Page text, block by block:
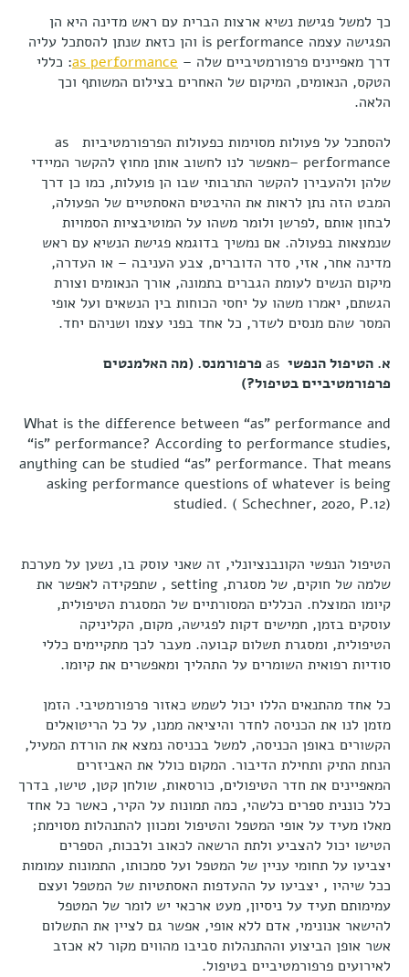
כך למשל פגישת נשיא ארצות הברית עם ראש מדינה היא הן
הפגישה עצמה is performance והן כזאת שנתן להסתכל עליה
דרך מאפיינים פרפורמטיביים שלה –
as performance
: כללי
הטקס, הנאומים, המיקום של האחרים בצילום המשותף וכך
הלאה.
להסתכל על פעולות מסוימות כפעולות הפרפורמטיביות as
performance –מאפשר לנו לחשוב אותן מחוץ להקשר המיידי
שלהן ולהעבירן להקשר התרבותי שבו הן פועלות, כמו כן דרך
המבט הזה נתן לראות את ההיבטים האסתטיים של הפעולה,
לבחון אותם ,לפרשן ולומר משהו על המוטיבציות הסמויות
שנמצאות בפעולה. אם נמשיך בדוגמא פגישת הנשיא עם ראש
מדינה אחר, אזי, סדר הדוברים, צבע העניבה – או העדרה,
מיקום הנשים לעומת הגברים בתמונה, אורך הנאומים וצורת
הגשתם, יאמרו משהו על יחסי הכוחות בין הנשאים ועל אופי
המסר שהם מנסים לשדר, כל אחד בפני עצמו ושניהם יחד.
א. הטיפול הנפשי as פרפורמנס. (מה האלמנטים
פרפורמטיביים בטיפול?)
What is the difference between “as” performance and
“is” performance? According to performance studies,
anything can be studied “as” performance. That means
asking performance questions of whatever is being
studied. ( Schechner, 2020, P.12)
הטיפול הנפשי הקונבנציונלי, זה שאני עוסק בו, נשען על מערכת
שלמה של חוקים, של מסגרת, setting , שתפקידה לאפשר את
קיומו המוצלח. הכללים המסורתיים של המסגרת הטיפולית,
עוסקים בזמן, חמישים דקות לפגישה, מקום, הקליניקה
הטיפולית, ומסגרת תשלום קבועה. מעבר לכך מתקיימים כללי
סודיות רפואית השומרים על התהליך ומאפשרים את קיומו.
כל אחד מהתנאים הללו יכול לשמש כאזור פרפורמטיבי. הזמן
מזמן לנו את הכניסה לחדר והיציאה ממנו, על כל הריטואלים
הקשורים באופן הכניסה, למשל בכניסה נמצא את הורדת המעיל,
הנחת התיק ותחילת הדיבור. המקום כולל את האביזרים
המאפיינים את חדר הטיפולים, כורסאות, שולחן קטן, טישו, בדרך
כלל כוננית ספרים כלשהי, כמה תמונות על הקיר, כאשר כל אחד
מאלו מעיד על אופי המטפל והטיפול ומכוון להתנהלות מסוימת;
הטישו יכול להצביע ולתת הרשאה לכאוב ולבכות, הספרים
יצביעו על תחומי עניין של המטפל ועל סמכותו, התמונות עמומות
ככל שיהיו , יצביעו על ההעדפות האסתטיות של המטפל ועצם
עמימותם תעיד על ניסיון, מעט ארכאי יש לומר של המטפל
להישאר אנונימי, אדם ללא אופי, אפשר גם לציין את התשלום
אשר אופן הביצוע וההתנהלות סביבו מהווים מקור לא אכזב
לאירועים פרפורמטיביים בטיפול.